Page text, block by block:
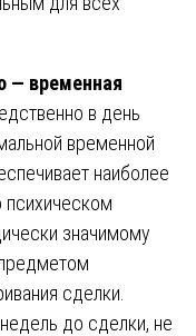
— временная
в день
временной
наиболее
психическом
значимому
сделки.
до сделки, не